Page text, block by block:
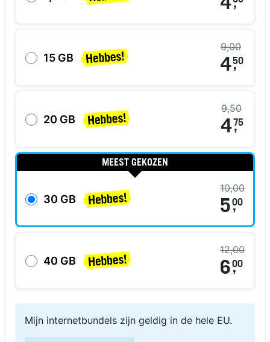
4,
15 GB
9,00
4,
50
20 GB
9,50
4,75
MEEST GEKOZEN
30 GB
10,00
5,
00
40 GB
12,00
6,
00
Mijn internetbundels zijn geldig in de hele EU.